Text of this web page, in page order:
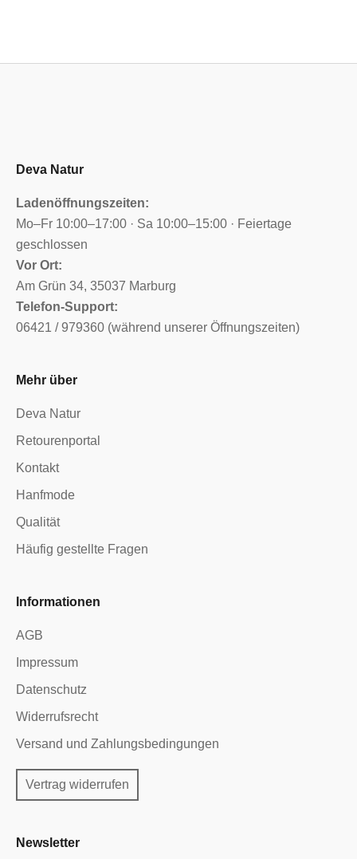
Deva Natur
Ladenöffnungszeiten:
Mo–Fr 10:00–17:00 · Sa 10:00–15:00 · Feiertage
geschlossen
Vor Ort:
Am Grün 34, 35037 Marburg
Telefon-Support:
06421 / 979360 (während unserer Öffnungszeiten)
Mehr über
Deva Natur
Retourenportal
Kontakt
Hanfmode
Qualität
Häufig gestellte Fragen
Informationen
AGB
Impressum
Datenschutz
Widerrufsrecht
Versand und Zahlungsbedingungen
Vertrag widerrufen
Newsletter